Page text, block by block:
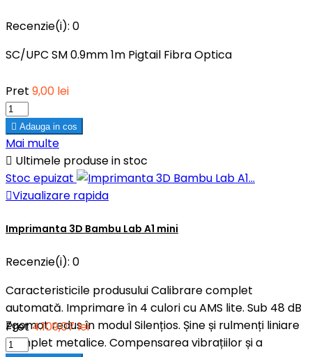
Recenzie(i): 0
SC/UPC SM 0.9mm 1m Pigtail Fibra Optica
Pret 9,00 lei
 Adauga in cos
Mai multe
 Ultimele produse in stoc
Stoc epuizat
Vizualizare rapida
Imprimanta 3D Bambu Lab A1 mini
Recenzie(i): 0
Caracteristicile produsului Calibrare complet
automată. Imprimare în 4 culori cu AMS lite. Sub 48 dB
Zgomot redus în modul Silențios. Șine și rulmenți liniare
complet metalice. Compensarea vibrațiilor și a
Pret4.109,07 lei